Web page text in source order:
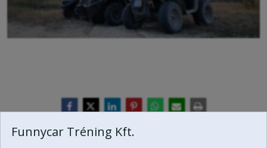
Funnycar Tréning Kft.